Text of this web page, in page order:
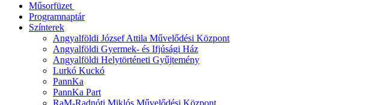
Műsorfüzet
Programnaptár
Színterek
Angyalföldi József Attila Művelődési Központ
Angyalföldi Gyermek- és Ifjúsági Ház
Angyalföldi Helytörténeti Gyűjtemény
Lurkó Kuckó
PannKa
PannKa Part
RaM-Radnóti Miklós Művelődési Központ